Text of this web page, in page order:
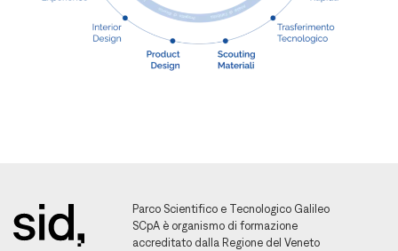
Parco Scientifico e Tecnologico Galileo
SCpA è organismo di formazione
accreditato dalla Regione del Veneto